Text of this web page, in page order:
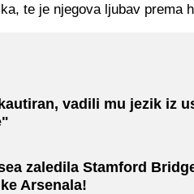
te je njegova ljubav prema
vadili mu jezik iz
zaledila Stamford
Arsenala!